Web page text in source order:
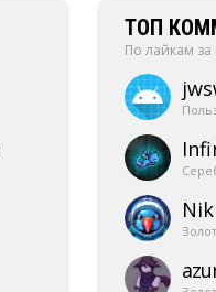
ТОП
По лайкам